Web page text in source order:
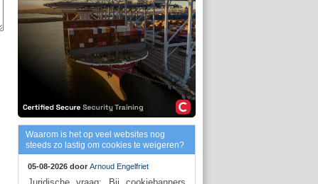
Waarom is het op veel websites nog
steeds zo lastig om cookies te weigeren?
05-08-2026 door Arnoud Engelfriet